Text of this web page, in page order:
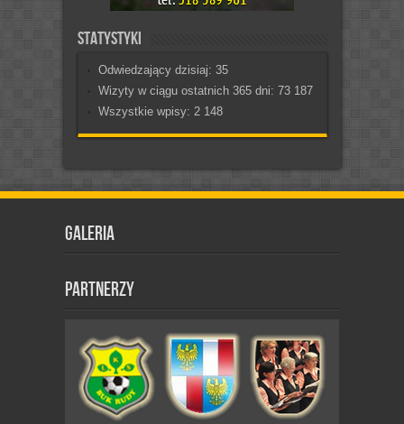
Statystyki
Odwiedzający dzisiaj: 35
Wizyty w ciągu ostatnich 365 dni: 73 187
Wszystkie wpisy: 2 148
Galeria
Partnerzy